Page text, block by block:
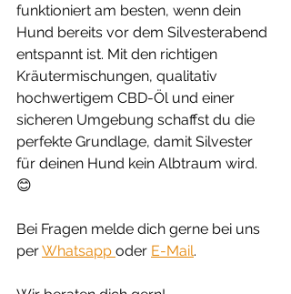
funktioniert am besten, wenn dein
Hund bereits vor dem Silvesterabend
entspannt ist. Mit den richtigen
Kräutermischungen, qualitativ
hochwertigem CBD-Öl und einer
sicheren Umgebung schaffst du die
perfekte Grundlage, damit Silvester
für deinen Hund kein Albtraum wird.
😊
Bei Fragen melde dich gerne bei uns
per Whatsapp oder E-Mail.